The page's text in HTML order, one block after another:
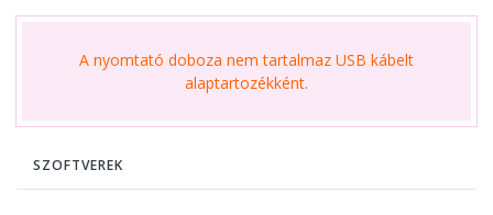
A nyomtató doboza nem tartalmaz USB kábelt
alaptartozékként.
SZOFTVEREK